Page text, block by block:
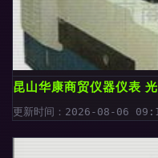
昆山华康商贸仪器仪表
更新时间：2026-08-06